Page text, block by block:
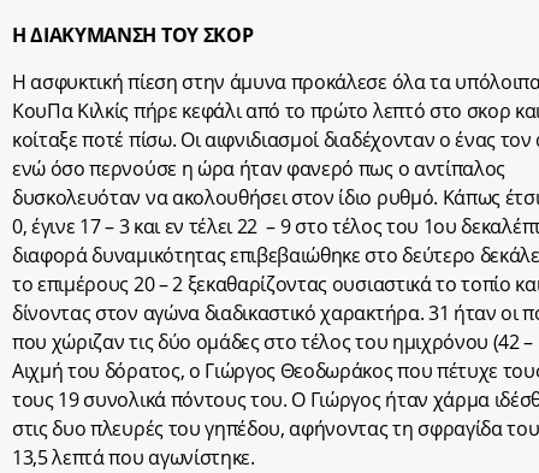
Η ΔΙΑΚΥΜΑΝΣΗ ΤΟΥ ΣΚΟΡ
Η ασφυκτική πίεση στην άμυνα προκάλεσε όλα τα
ΚουΠα Κιλκίς πήρε κεφάλι από το πρώτο λεπτό στο σκορ
κοίταξε ποτέ πίσω. Οι αιφνιδιασμοί διαδέχονταν ο ένας
ενώ όσο περνούσε η ώρα ήταν φανερό πως ο αντίπαλος
δυσκολευόταν να ακολουθήσει στον ίδιο ρυθμό. Κάπως
0, έγινε 17 – 3 και εν τέλει 22 – 9 στο τέλος του 1ου
διαφορά δυναμικότητας επιβεβαιώθηκε στο δεύτερο
το επιμέρους 20 – 2 ξεκαθαρίζοντας ουσιαστικά το τοπίο
δίνοντας στον αγώνα διαδικαστικό χαρακτήρα. 31 ήταν οι
που χώριζαν τις δύο ομάδες στο τέλος του ημιχρόνου (42 –
Αιχμή του δόρατος, ο Γιώργος Θεοδωράκος που πέτυχε
τους 19 συνολικά πόντους του. Ο Γιώργος ήταν χάρμα
στις δυο πλευρές του γηπέδου, αφήνοντας τη σφραγίδα
13,5 λεπτά που αγωνίστηκε.